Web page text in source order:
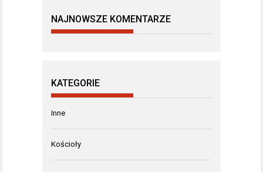
NAJNOWSZE KOMENTARZE
KATEGORIE
Inne
Kościoły